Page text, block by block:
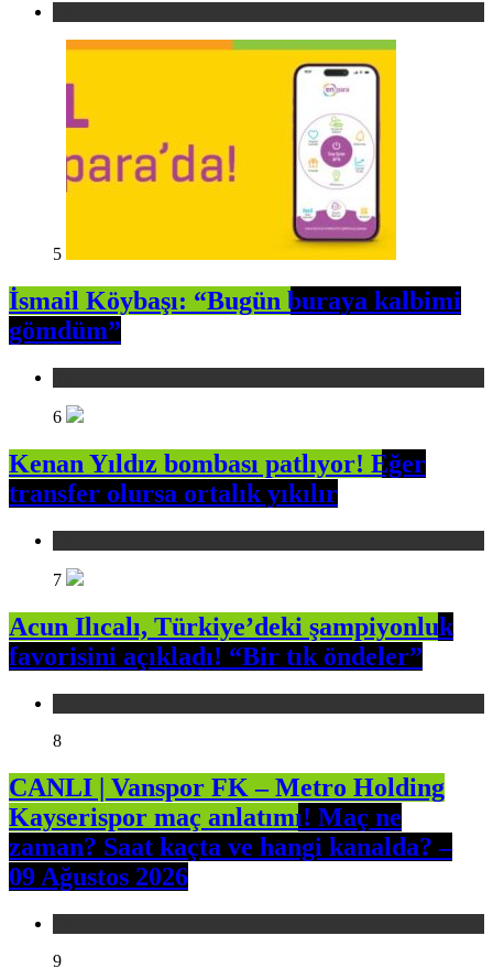
5
İsmail Köybaşı: “Bugün buraya kalbimi
gömdüm”
6
Kenan Yıldız bombası patlıyor! Eğer
transfer olursa ortalık yıkılır
7
Acun Ilıcalı, Türkiye’deki şampiyonluk
favorisini açıkladı! “Bir tık öndeler”
8
CANLI | Vanspor FK – Metro Holding
Kayserispor maç anlatımı! Maç ne
zaman? Saat kaçta ve hangi kanalda? –
09 Ağustos 2026
9